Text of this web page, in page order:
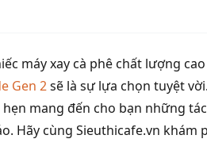
máy xay cà phê chất lượng
Gen 2sẽ là sự lựa chọn tuyệt
mang đến cho bạn những
Hãy cùng Sieuthicafe.vn